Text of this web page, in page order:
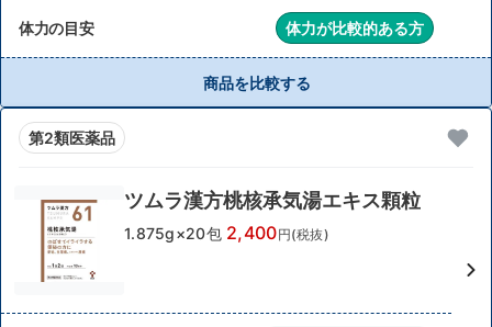
体力の目安 体力が比較的ある方
商品を比較する
第2類医薬品
ツムラ漢方桃核承気湯エキス顆粒
1.875g×20包 2,400円(税抜)